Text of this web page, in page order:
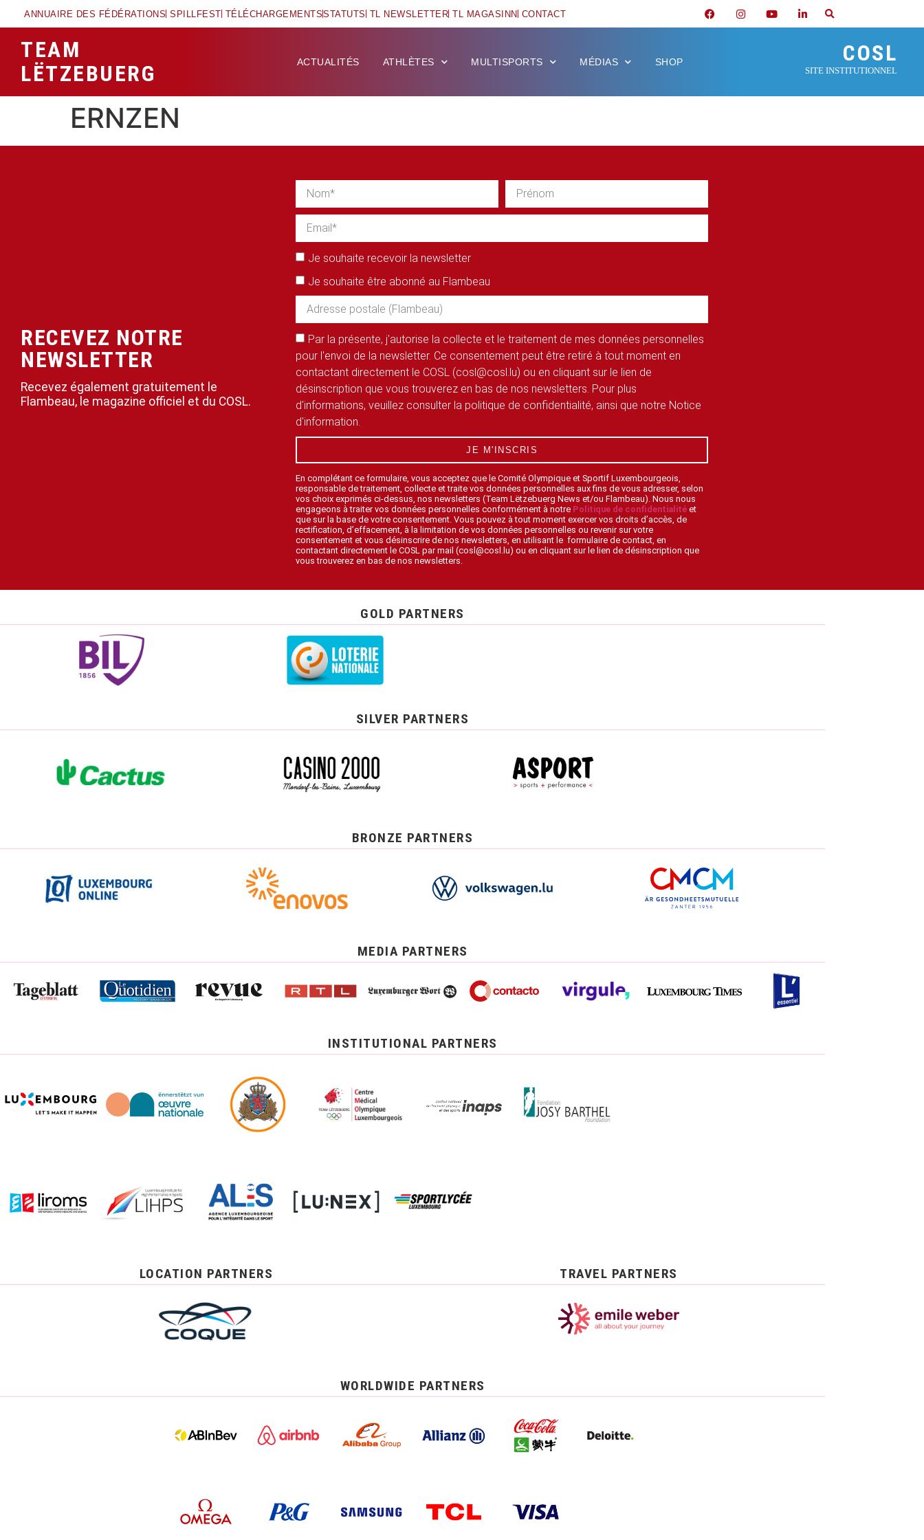
ANNUAIRE DES FÉDÉRATIONS SPILLFEST TÉLÉCHARGEMENTSSTATUTS TL NEWSLETTER TL MAGASINN CONTACT
TEAM
LËTZEBUERG
ACTUALITÉS ATHLÈTES MULTISPORTS MÉDIAS SHOP COSL
SITE INSTITUTIONNEL
ERNZEN
RECEVEZ NOTRE
NEWSLETTER
Recevez également gratuitement le
Flambeau, le magazine officiel et du COSL.
Je souhaite recevoir la newsletter
Je souhaite être abonné au Flambeau
Par la présente, j'autorise la collecte et le traitement de mes données personnelles
pour l'envoi de la newsletter. Ce consentement peut être retiré à tout moment en
contactant directement le COSL (cosl@cosl.lu) ou en cliquant sur le lien de
désinscription que vous trouverez en bas de nos newsletters. Pour plus
d'informations, veuillez consulter la politique de confidentialité, ainsi que notre Notice
d'information.
JE M'INSCRIS
En complétant ce formulaire, vous acceptez que le Comité Olympique et Sportif Luxembourgeois,
responsable de traitement, collecte et traite vos données personnelles aux fins de vous adresser, selon
vos choix exprimés ci-dessus, nos newsletters (Team Lëtzebuerg News et/ou Flambeau). Nous nous
engageons à traiter vos données personnelles conformément à notre Politique de confidentialité et
que sur la base de votre consentement. Vous pouvez à tout moment exercer vos droits d’accès, de
rectification, d’effacement, à la limitation de vos données personnelles ou revenir sur votre
consentement et vous désinscrire de nos newsletters, en utilisant le formulaire de contact, en
contactant directement le COSL par mail (cosl@cosl.lu) ou en cliquant sur le lien de désinscription que
vous trouverez en bas de nos newsletters.
GOLD PARTNERS
SILVER PARTNERS
BRONZE PARTNERS
MEDIA PARTNERS
INSTITUTIONAL PARTNERS
LOCATION PARTNERS TRAVEL PARTNERS
WORLDWIDE PARTNERS